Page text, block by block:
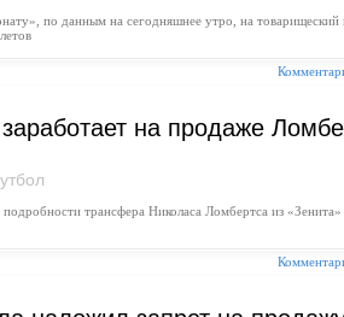
по данным на сегодняшнее утро, на
на продаже
трансфера Николаса Ломбертса из